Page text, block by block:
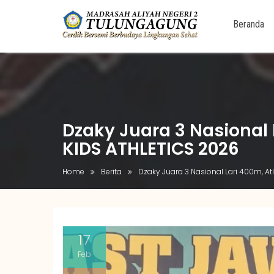
content
Beranda
Dzaky Juara 3 Nasional
KIDS ATHLETICS 2026
Home Berita Dzaky Juara 3 Nasional Lari 400m,
17
Feb